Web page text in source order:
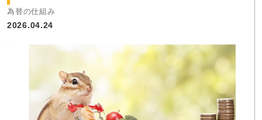
為替の仕組み
2026.04.24